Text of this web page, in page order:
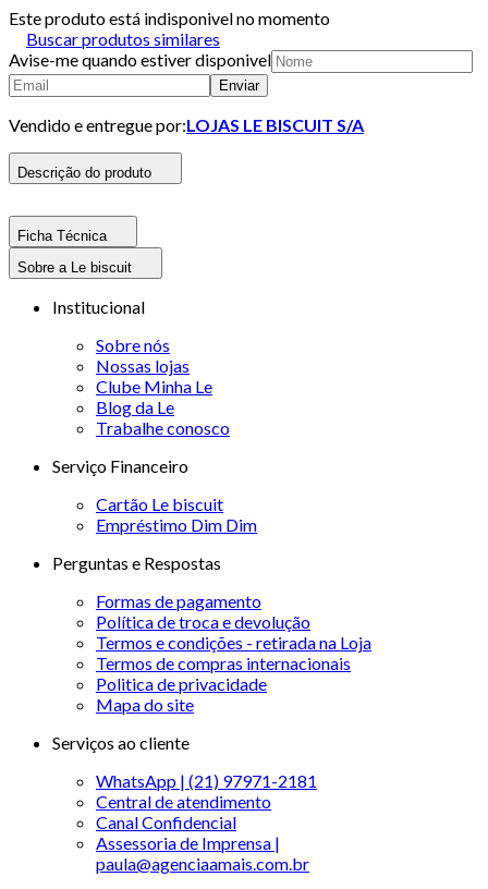
Este produto está indisponivel no momento
Buscar produtos similares
Avise-me quando estiver disponivel
Enviar
Vendido e entregue por:LOJAS LE BISCUIT S/A
Descrição do produto
Ficha Técnica
Sobre a Le biscuit
Institucional
Sobre nós
Nossas lojas
Clube Minha Le
Blog da Le
Trabalhe conosco
Serviço Financeiro
Cartão Le biscuit
Empréstimo Dim Dim
Perguntas e Respostas
Formas de pagamento
Política de troca e devolução
Termos e condições - retirada na Loja
Termos de compras internacionais
Politica de privacidade
Mapa do site
Serviços ao cliente
WhatsApp | (21) 97971-2181
Central de atendimento
Canal Confidencial
Assessoria de Imprensa |
paula@agenciaamais.com.br